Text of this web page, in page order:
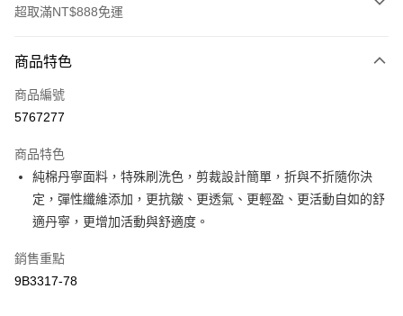
超取滿NT$888免運
信用卡一次付款
超商取貨付款
Apple Pay
街口支付
商品特色
商品編號
5767277
商品特色
純棉丹寧面料，特殊刷洗色，剪裁設計簡單，折與不折隨你決
定，彈性纖維添加，更抗皺、更透氣、更輕盈、更活動自如的舒
適丹寧，更增加活動與舒適度。
銷售重點
9B3317-78